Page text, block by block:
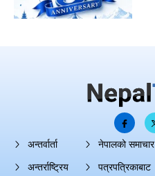
अन्तर्वार्ता
अन्तर्राष्ट्रिय
नेपालको समाचार
पत्रपत्रिकाबाट